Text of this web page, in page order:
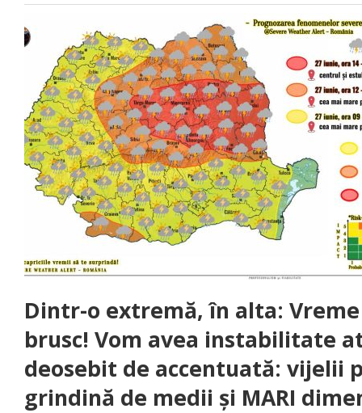
Dintr-o extremă, în alta:
brusc! Vom avea instabilitate
deosebit de accentuată: vijelii
grindină de medii și MARI